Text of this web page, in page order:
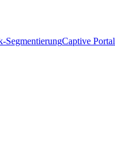
SegmentierungCaptive Portal